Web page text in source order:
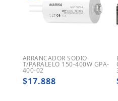
ARRANCADOR SODIO
T/PARALELO 150-400W GPA-
400-02
$17.888